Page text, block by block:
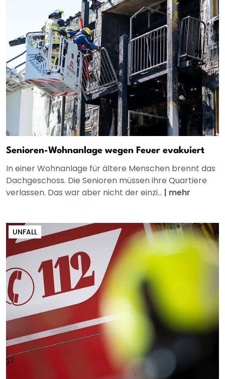
Senioren-Wohnanlage wegen Feuer evakuiert
In einer Wohnanlage für ältere Menschen brennt das
Dachgeschoss. Die Senioren müssen ihre Quartiere
verlassen. Das war aber nicht der einzi... | mehr
UNFALL